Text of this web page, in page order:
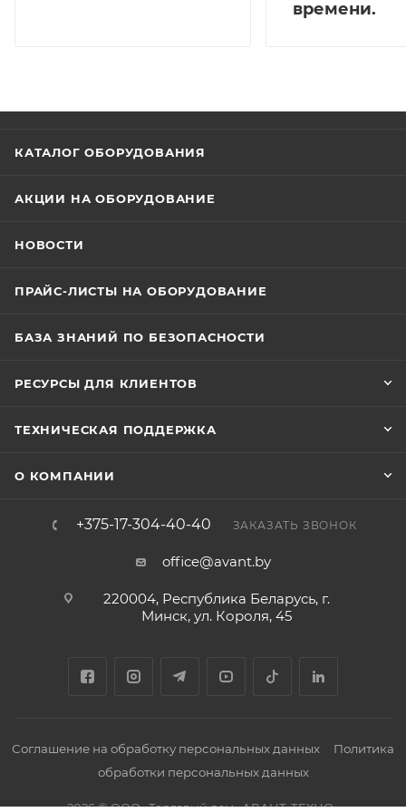
Камера имеет степень защиты IP67, работает в
времени.
КАТАЛОГ ОБОРУДОВАНИЯ
АКЦИИ НА ОБОРУДОВАНИЕ
НОВОСТИ
ПРАЙС-ЛИСТЫ НА ОБОРУДОВАНИЕ
БАЗА ЗНАНИЙ ПО БЕЗОПАСНОСТИ
РЕСУРСЫ ДЛЯ КЛИЕНТОВ
ТЕХНИЧЕСКАЯ ПОДДЕРЖКА
О КОМПАНИИ
+375-17-304-40-40 ЗАКАЗАТЬ ЗВОНОК
office@avant.by
220004, Республика Беларусь, г.
Минск, ул. Короля, 45
Соглашение на обработку персональных данных
Политика
обработки персональных данных
2026 © ООО «Торговый дом «АВАНТ-ТЕХНО»